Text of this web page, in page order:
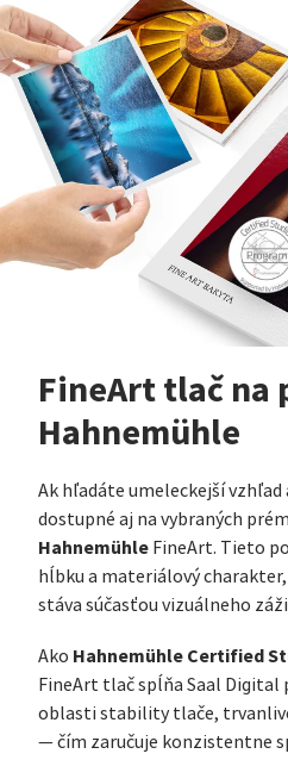
FineArt tlač na
Hahnemühle
Ak hľadáte umeleckejší vzhľad
dostupné aj na vybraných
Hahnemühle FineArt. Tieto
hĺbku a materiálový
stáva súčasťou vizuálneho
Ako Hahnemühle Certified
FineArt tlač spĺňa Saal Digital
oblasti stability tlače,
— čím zaručuje konzistentne